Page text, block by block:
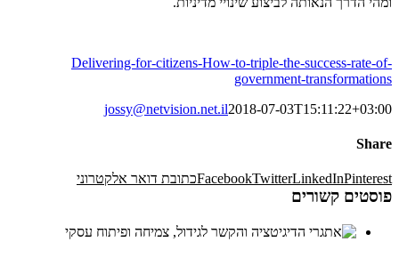
Delivering-for-citizens-How-to-triple-the-success-rate-of-
government-transformations
jossy@netvision.net.il2018-07-03T15:11:22+03:00
Share
FacebookTwitterLinkedInPinterest כתובת דואר אלקטרוני
פוסטים קשורים